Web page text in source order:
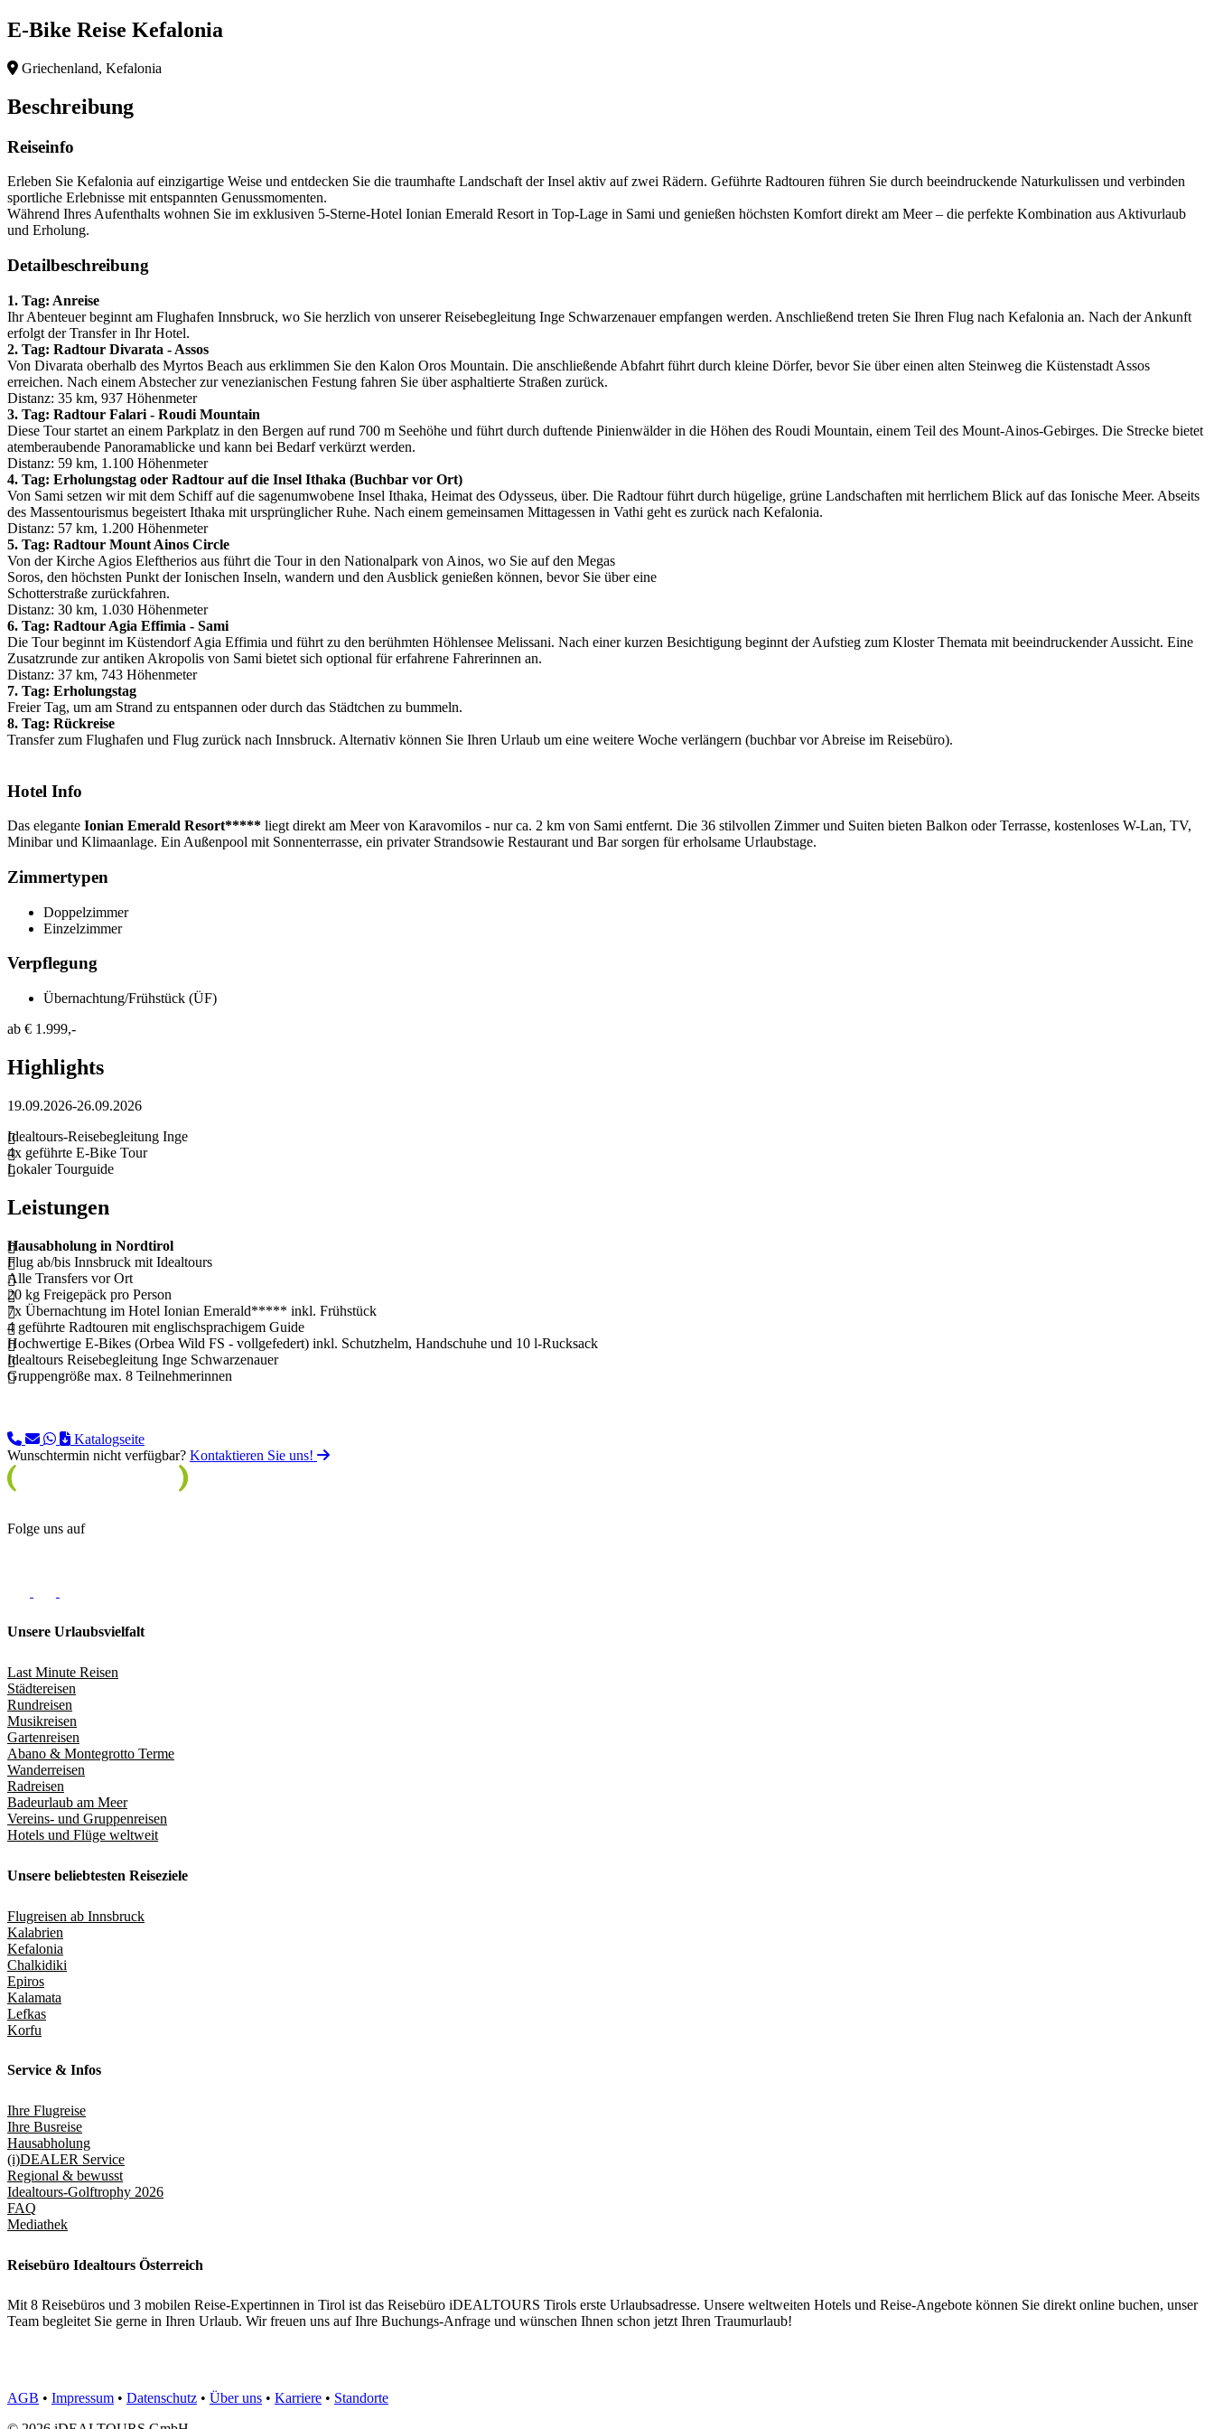
E-Bike Reise Kefalonia
Griechenland, Kefalonia
Beschreibung
Reiseinfo
Erleben Sie Kefalonia auf einzigartige Weise und entdecken Sie die traumhafte Landschaft der Insel aktiv auf zwei Rädern. Geführte Radtouren führen Sie durch beeindruckende Naturkulissen und verbinden
sportliche Erlebnisse mit entspannten Genussmomenten.
Während Ihres Aufenthalts wohnen Sie im exklusiven 5-Sterne-Hotel Ionian Emerald Resort in Top-Lage in Sami und genießen höchsten Komfort direkt am Meer – die perfekte Kombination aus Aktivurlaub
und Erholung.
Detailbeschreibung
1. Tag: Anreise
Ihr Abenteuer beginnt am Flughafen Innsbruck, wo Sie herzlich von unserer Reisebegleitung Inge Schwarzenauer empfangen werden. Anschließend treten Sie Ihren Flug nach Kefalonia an. Nach der Ankunft
erfolgt der Transfer in Ihr Hotel.
2. Tag: Radtour Divarata - Assos
Von Divarata oberhalb des Myrtos Beach aus erklimmen Sie den Kalon Oros Mountain. Die anschließende Abfahrt führt durch kleine Dörfer, bevor Sie über einen alten Steinweg die Küstenstadt Assos
erreichen. Nach einem Abstecher zur venezianischen Festung fahren Sie über asphaltierte Straßen zurück.
Distanz: 35 km, 937 Höhenmeter
3. Tag: Radtour Falari - Roudi Mountain
Diese Tour startet an einem Parkplatz in den Bergen auf rund 700 m Seehöhe und führt durch duftende Pinienwälder in die Höhen des Roudi Mountain, einem Teil des Mount-Ainos-Gebirges. Die Strecke bietet
atemberaubende Panoramablicke und kann bei Bedarf verkürzt werden.
Distanz: 59 km, 1.100 Höhenmeter
4. Tag: Erholungstag oder Radtour auf die Insel Ithaka (Buchbar vor Ort)
Von Sami setzen wir mit dem Schiff auf die sagenumwobene Insel Ithaka, Heimat des Odysseus, über. Die Radtour führt durch hügelige, grüne Landschaften mit herrlichem Blick auf das Ionische Meer. Abseits
des Massentourismus begeistert Ithaka mit ursprünglicher Ruhe. Nach einem gemeinsamen Mittagessen in Vathi geht es zurück nach Kefalonia.
Distanz: 57 km, 1.200 Höhenmeter
5. Tag: Radtour Mount Ainos Circle
Von der Kirche Agios Eleftherios aus führt die Tour in den Nationalpark von Ainos, wo Sie auf den Megas
Soros, den höchsten Punkt der Ionischen Inseln, wandern und den Ausblick genießen können, bevor Sie über eine
Schotterstraße zurückfahren.
Distanz: 30 km, 1.030 Höhenmeter
6. Tag: Radtour Agia Effimia - Sami
Die Tour beginnt im Küstendorf Agia Effimia und führt zu den berühmten Höhlensee Melissani. Nach einer kurzen Besichtigung beginnt der Aufstieg zum Kloster Themata mit beeindruckender Aussicht. Eine
Zusatzrunde zur antiken Akropolis von Sami bietet sich optional für erfahrene Fahrerinnen an.
Distanz: 37 km, 743 Höhenmeter
7. Tag: Erholungstag
Freier Tag, um am Strand zu entspannen oder durch das Städtchen zu bummeln.
8. Tag: Rückreise
Transfer zum Flughafen und Flug zurück nach Innsbruck. Alternativ können Sie Ihren Urlaub um eine weitere Woche verlängern (buchbar vor Abreise im Reisebüro).
Hotel Info
Das elegante Ionian Emerald Resort***** liegt direkt am Meer von Karavomilos - nur ca. 2 km von Sami entfernt. Die 36 stilvollen Zimmer und Suiten bieten Balkon oder Terrasse, kostenloses W-Lan, TV,
Minibar und Klimaanlage. Ein Außenpool mit Sonnenterrasse, ein privater Strandsowie Restaurant und Bar sorgen für erholsame Urlaubstage.
Zimmertypen
Doppelzimmer
Einzelzimmer
Verpflegung
Übernachtung/Frühstück (ÜF)
ab € 1.999,-
Highlights
19.09.2026-26.09.2026
Idealtours-Reisebegleitung Inge
4x geführte E-Bike Tour
Lokaler Tourguide
Leistungen
Hausabholung in Nordtirol
Flug ab/bis Innsbruck mit Idealtours
Alle Transfers vor Ort
20 kg Freigepäck pro Person
7x Übernachtung im Hotel Ionian Emerald***** inkl. Frühstück
4 geführte Radtouren mit englischsprachigem Guide
Hochwertige E-Bikes (Orbea Wild FS - vollgefedert) inkl. Schutzhelm, Handschuhe und 10 l-Rucksack
Idealtours Reisebegleitung Inge Schwarzenauer
Gruppengröße max. 8 Teilnehmerinnen
Katalogseite
Wunschtermin nicht verfügbar? Kontaktieren Sie uns!
Folge uns auf
Unsere Urlaubsvielfalt
Last Minute Reisen
Städtereisen
Rundreisen
Musikreisen
Gartenreisen
Abano & Montegrotto Terme
Wanderreisen
Radreisen
Badeurlaub am Meer
Vereins- und Gruppenreisen
Hotels und Flüge weltweit
Unsere beliebtesten Reiseziele
Flugreisen ab Innsbruck
Kalabrien
Kefalonia
Chalkidiki
Epiros
Kalamata
Lefkas
Korfu
Service & Infos
Ihre Flugreise
Ihre Busreise
Hausabholung
(i)DEALER Service
Regional & bewusst
Idealtours-Golftrophy 2026
FAQ
Mediathek
Reisebüro Idealtours Österreich
Mit 8 Reisebüros und 3 mobilen Reise-Expertinnen in Tirol ist das Reisebüro iDEALTOURS Tirols erste Urlaubsadresse. Unsere weltweiten Hotels und Reise-Angebote können Sie direkt online buchen, unser
Team begleitet Sie gerne in Ihren Urlaub. Wir freuen uns auf Ihre Buchungs-Anfrage und wünschen Ihnen schon jetzt Ihren Traumurlaub!
AGB • Impressum • Datenschutz • Über uns • Karriere • Standorte